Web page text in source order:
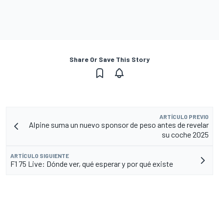
Share Or Save This Story
ARTÍCULO PREVIO
Alpine suma un nuevo sponsor de peso antes de revelar
su coche 2025
ARTÍCULO SIGUIENTE
F1 75 Live: Dónde ver, qué esperar y por qué existe